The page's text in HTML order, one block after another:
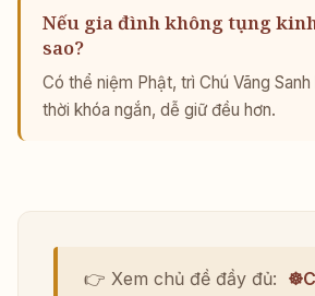
Nếu gia đình không tụng
sao?
Có thể niệm Phật, trì Chú Vãng
thời khóa ngắn, dễ giữ đều hơn.
👉 Xem chủ đề đầy đủ: